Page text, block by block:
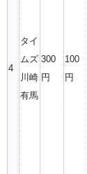
4
タイ
ムズ
川崎
有馬
300
円
100
円